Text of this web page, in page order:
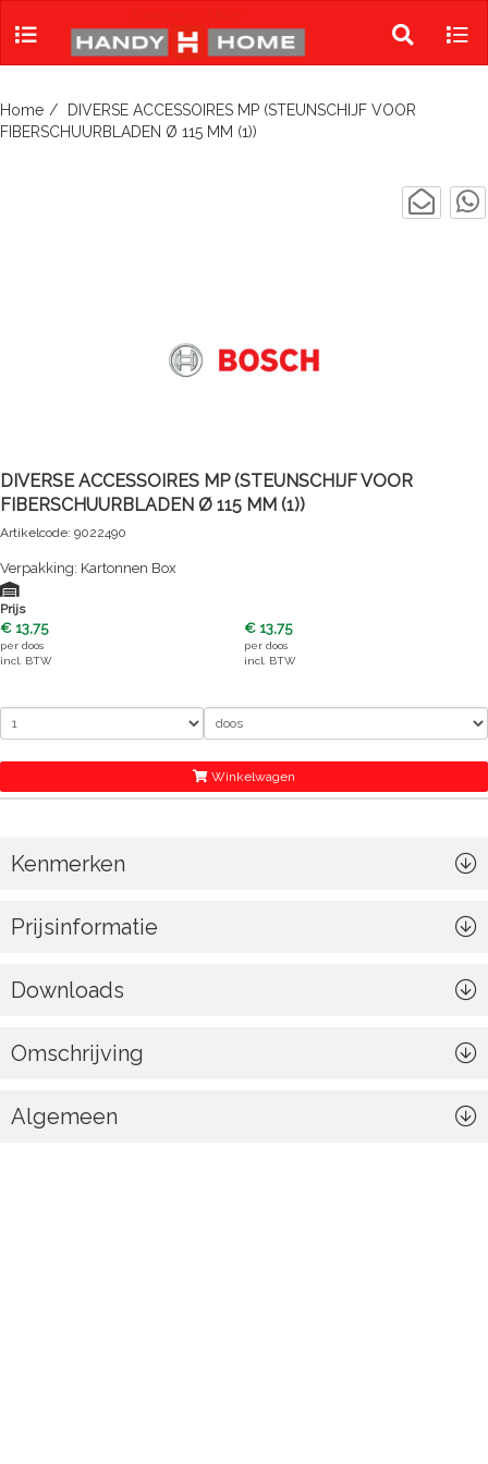
Toggle
search
Home
DIVERSE ACCESSOIRES MP (STEUNSCHIJF VOOR
FIBERSCHUURBLADEN Ø 115 MM (1))
DIVERSE ACCESSOIRES MP (STEUNSCHIJF VOOR
FIBERSCHUURBLADEN Ø 115 MM (1))
Artikelcode: 9022490
Verpakking: Kartonnen Box
Prijs
€ 13,75
per doos
incl. BTW
€ 13,75
per doos
incl. BTW
Winkelwagen
Kenmerken
Prijsinformatie
Downloads
Omschrijving
Algemeen